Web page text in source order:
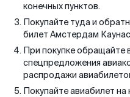
конечных пунктов.
Покупайте туда и
билет Амстердам
При покупке обращайте
спецпредложения
распродажи
Покупайте авиабилет